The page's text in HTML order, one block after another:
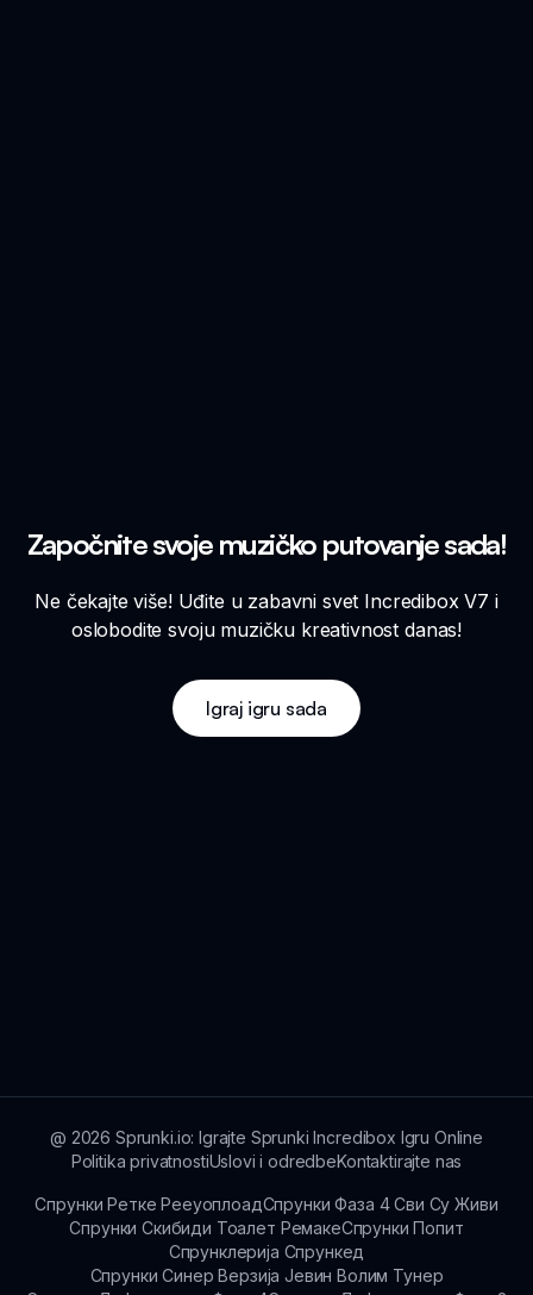
Započnite svoje muzičko putovanje sada!
Ne čekajte više! Uđite u zabavni svet Incredibox V7 i
oslobodite svoju muzičku kreativnost danas!
Igraj igru sada
@ 2026 Sprunki.io: Igrajte Sprunki Incredibox Igru Online
Politika privatnostiUslovi i odredbeKontaktirajte nas
Спрунки Ретке РееуоплоадСпрунки Фаза 4 Сви Су Живи
Спрунки Скибиди Тоалет РемакеСпрунки Попит
Спрунклерија Спрункед
Спрунки Синер Верзија Јевин Волим Тунер